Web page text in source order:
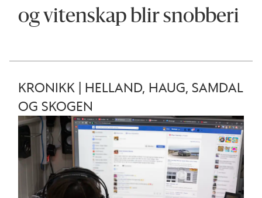
og vitenskap blir snobberi
KRONIKK | HELLAND, HAUG, SAMDAL
OG SKOGEN